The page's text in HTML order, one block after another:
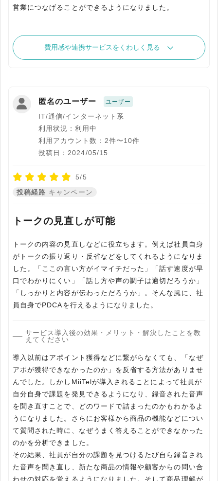
営業につなげることができるようになりました。
費用感や連携サービスをくわしく見る
匿名のユーザー ユーザー
IT/通信/インターネット系
利用状況：利用中
利用アカウント数：2件〜10件
投稿日：2024/05/15
5/5
投稿経路 キャンペーン
トークの見直しが可能
トークの内容の見直しなどに役立ちます。例えば社員自身
がトークの振り返り・反省などをしてくれるようになりま
した。「ここの言い方がイマイチだった」「話す速度が早
口でわかりにくい」「話し方や声の調子は適切だろうか」
「しっかりと内容が伝わっただろうか」。そんな風に、社
員自身でPDCAを行えるようになりました。
サービス導入後の効果・メリット・解決したことを教
えてください
導入以前はアポイント獲得などに繋がらなくても、「なぜ
アポが獲得できなかったのか」を反省する方法がありませ
んでした。しかしMiiTelが導入されることによって社員が
自分自身で課題を発見できるようになり、録音された音声
を聞き直すことで、どのワードで詰まったのかもわかるよ
うになりました。さらにお客様から商品の機能などについ
て質問された時に、なぜうまく答えることができなかった
のかを分析できました。
その結果、社員が自分の課題を見つけるたび自ら録音され
た音声を聞き直し、新たな商品の情報や顧客からの問い合
わせの対応を覚えるようになりました。そして商品理解が